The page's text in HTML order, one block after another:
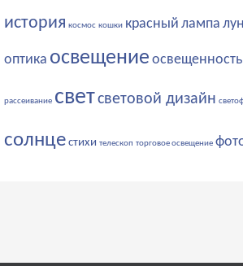
история космос кошки красный лампа
оптика освещение освещенность
рассеивание светсветовой дизайн
солнце стихи телескоп торговое освещение